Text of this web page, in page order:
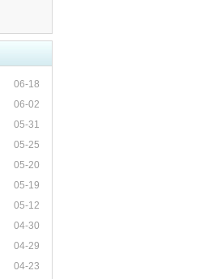
06-18
06-02
05-31
05-25
05-20
05-19
05-12
04-30
04-29
04-23